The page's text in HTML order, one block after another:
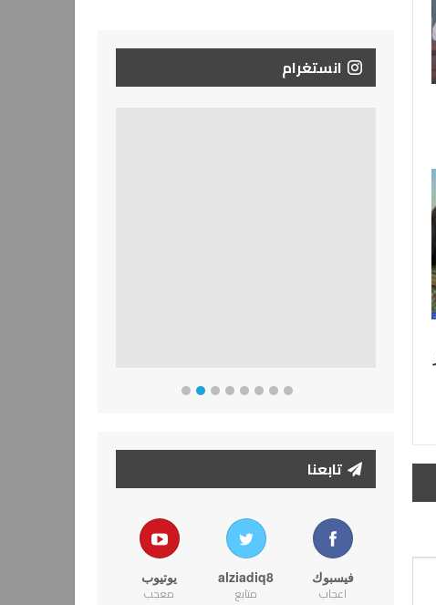
انستغرام
تابعنا
فيسبوك
اعجاب
alziadiq8
متابع
يوتيوب
معجب